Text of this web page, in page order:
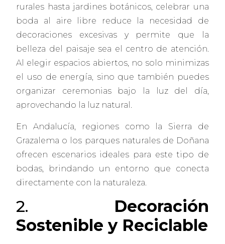
rurales hasta jardines botánicos, celebrar una
boda al aire libre reduce la necesidad de
decoraciones excesivas y permite que la
belleza del paisaje sea el centro de atención.
Al elegir espacios abiertos, no solo minimizas
el uso de energía, sino que también puedes
organizar ceremonias bajo la luz del día,
aprovechando la luz natural.
En Andalucía, regiones como la Sierra de
Grazalema o los parques naturales de Doñana
ofrecen escenarios ideales para este tipo de
bodas, brindando un entorno que conecta
directamente con la naturaleza.
2. Decoración
Sostenible y Reciclable